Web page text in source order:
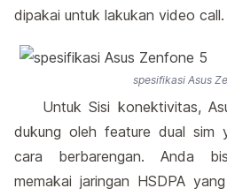
dipakai untuk lakukan video call.
spesifikasi Asus
Untuk Sisi konektivitas,
dukung oleh feature dual sim
cara berbarengan. Anda
memakai jaringan HSDPA